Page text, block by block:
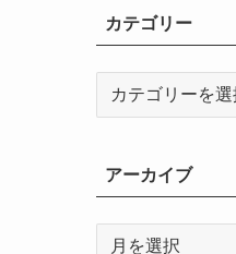
カテゴリー
リ
ー
アーカイブ